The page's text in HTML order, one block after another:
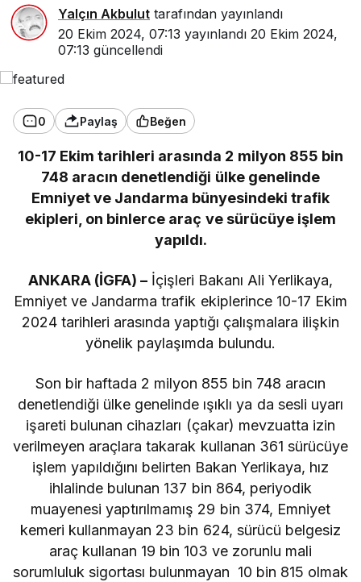
Yalçın Akbulut tarafından yayınlandı
20 Ekim 2024, 07:13 yayınlandı 20 Ekim 2024,
07:13 güncellendi
0 Paylaş Beğen
10-17 Ekim tarihleri arasında 2 milyon 855 bin
748 aracın denetlendiği ülke genelinde
Emniyet ve Jandarma bünyesindeki trafik
ekipleri, on binlerce araç ve sürücüye işlem
yapıldı.
ANKARA (İGFA) – İçişleri Bakanı Ali Yerlikaya,
Emniyet ve Jandarma trafik ekiplerince 10-17 Ekim
2024 tarihleri arasında yaptığı çalışmalara ilişkin
yönelik paylaşımda bulundu.
Son bir haftada 2 milyon 855 bin 748 aracın
denetlendiği ülke genelinde ışıklı ya da sesli uyarı
işareti bulunan cihazları (çakar) mevzuatta izin
verilmeyen araçlara takarak kullanan 361 sürücüye
işlem yapıldığını belirten Bakan Yerlikaya, hız
ihlalinde bulunan 137 bin 864, periyodik
muayenesi yaptırılmamış 29 bin 374, Emniyet
kemeri kullanmayan 23 bin 624, sürücü belgesiz
araç kullanan 19 bin 103 ve zorunlu mali
sorumluluk sigortası bulunmayan 10 bin 815 olmak